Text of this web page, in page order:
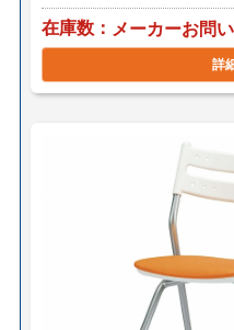
在庫数 メーカーお問
詳